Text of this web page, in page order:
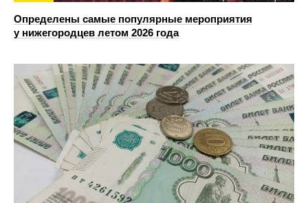
Определены самые популярные мероприятия
у нижегородцев летом 2026 года